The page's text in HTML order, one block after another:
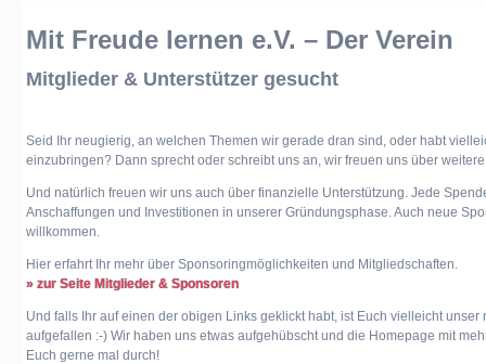
Mit Freude lernen e.V. – Der Verein
Mitglieder & Unterstützer gesucht
Seid Ihr neugierig, an welchen Themen wir gerade dran sind, oder habt
einzubringen? Dann sprecht oder schreibt uns an, wir freuen uns über
Und natürlich freuen wir uns auch über finanzielle Unterstützung. Jede
Anschaffungen und Investitionen in unserer Gründungsphase. Auch neue
willkommen.
Hier erfahrt Ihr mehr über Sponsoringmöglichkeiten und Mitgliedschaften.
» zur Seite Mitglieder & Sponsoren
Und falls Ihr auf einen der obigen Links geklickt habt, ist Euch vielleicht unser
aufgefallen :-) Wir haben uns etwas aufgehübscht und die Homepage mit
Euch gerne mal durch!